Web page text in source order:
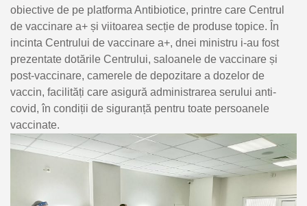
obiective de pe platforma Antibiotice, printre care Centrul
de vaccinare a+ și viitoarea secție de produse topice. În
incinta Centrului de vaccinare a+, dnei ministru i-au fost
prezentate dotările Centrului, saloanele de vaccinare și
post-vaccinare, camerele de depozitare a dozelor de
vaccin, facilități care asigură administrarea serului anti-
covid, în condiții de siguranță pentru toate persoanele
vaccinate.